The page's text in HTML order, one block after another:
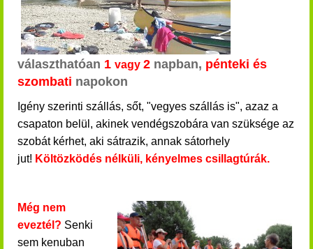
választhatóan 1 vagy 2 napban, pénteki és
szombati napokon
Igény szerinti szállás, sőt, "vegyes szállás is", azaz a
csapaton belül, akinek vendégszobára van szüksége az
szobát kérhet, aki sátrazik, annak sátorhely
jut! Költözködés nélküli, kényelmes csillagtúrák.
Még nem
eveztél? Senki
sem kenuban